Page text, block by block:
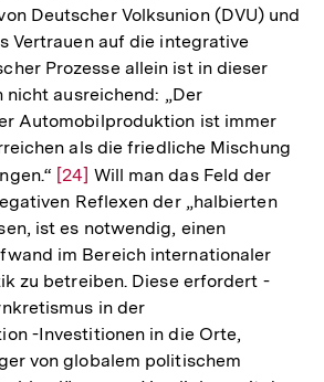
Deutscher Volksunion (DVU) und
Vertrauen auf die integrative
Prozesse allein ist in dieser
ausreichend: „Der
Automobilproduktion ist immer
als die friedliche Mischung
Zur
Auflösung
der
Fußnote
[24] Will man das Feld der
Reflexen der „halbierten
ist es notwendig, einen
im Bereich internationaler
zu betreiben. Diese erfordert -
in der
-Investitionen in die Orte,
von globalem politischem